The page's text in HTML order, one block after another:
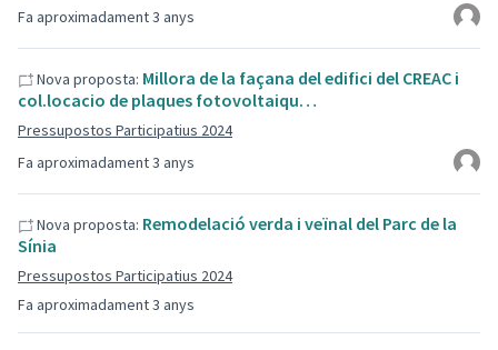
Fa aproximadament 3 anys
Fa aproximadament 3 anys
Nova proposta: Millora de la façana del edifici del CREAC i
col.locacio de plaques fotovoltaiqu…
Pressupostos Participatius 2024
Fa aproximadament 3 anys
Nova proposta: Remodelació verda i veïnal del Parc de la
Sínia
Pressupostos Participatius 2024